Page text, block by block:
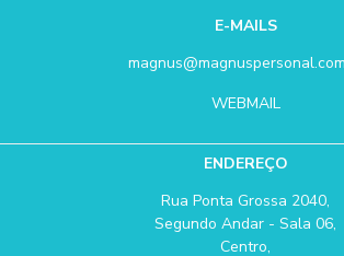
E-MAILS
WEBMAIL
ENDEREÇO
Rua Ponta Grossa 2040,
Segundo Andar - Sala 06,
Centro,